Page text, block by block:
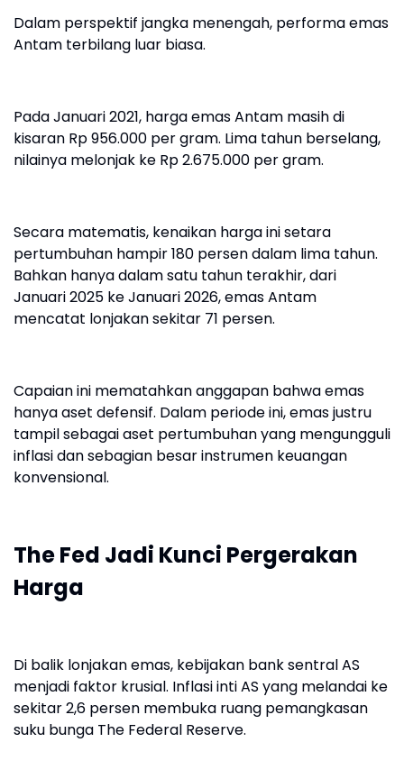
Dalam perspektif jangka menengah, performa emas
Antam terbilang luar biasa.
Pada Januari 2021, harga emas Antam masih di
kisaran Rp 956.000 per gram. Lima tahun berselang,
nilainya melonjak ke Rp 2.675.000 per gram.
Secara matematis, kenaikan harga ini setara
pertumbuhan hampir 180 persen dalam lima tahun.
Bahkan hanya dalam satu tahun terakhir, dari
Januari 2025 ke Januari 2026, emas Antam
mencatat lonjakan sekitar 71 persen.
Capaian ini mematahkan anggapan bahwa emas
hanya aset defensif. Dalam periode ini, emas justru
tampil sebagai aset pertumbuhan yang mengungguli
inflasi dan sebagian besar instrumen keuangan
konvensional.
The Fed Jadi Kunci Pergerakan
Harga
Di balik lonjakan emas, kebijakan bank sentral AS
menjadi faktor krusial. Inflasi inti AS yang melandai ke
sekitar 2,6 persen membuka ruang pemangkasan
suku bunga The Federal Reserve.